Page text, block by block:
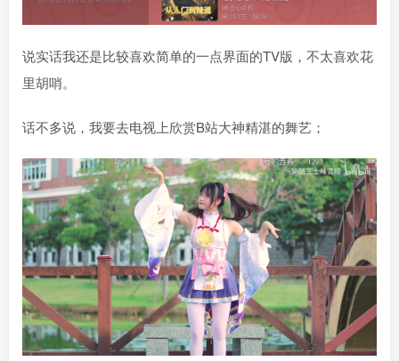
说实话我还是比较喜欢简单的一点界面的TV版，不太喜欢花
里胡哨。
话不多说，我要去电视上欣赏B站大神精湛的舞艺；